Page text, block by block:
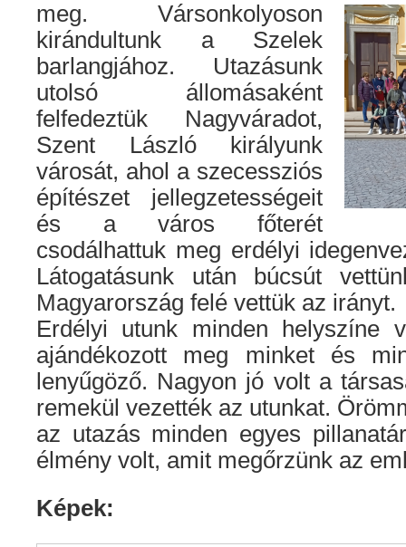
meg. Vársonkolyoson
kirándultunk a Szelek
barlangjához. Utazásunk
utolsó állomásaként
felfedeztük Nagyváradot,
Szent László királyunk
városát, ahol a szecessziós
építészet jellegzetességeit
és a város főterét
csodálhattuk meg erdélyi
Látogatásunk után búcsút
Magyarország felé vettük az irányt.
Erdélyi utunk minden helyszíne
ajándékozott meg minket és
lenyűgöző. Nagyon jó volt a
remekül vezették az utunkat.
az utazás minden egyes
élmény volt, amit megőrzünk az
Képek: